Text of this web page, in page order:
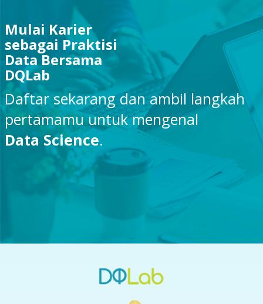
Mulai Karier
sebagai Praktisi
Data Bersama
DQLab
Daftar sekarang dan ambil langkah
pertamamu untuk mengenal
Data Science.